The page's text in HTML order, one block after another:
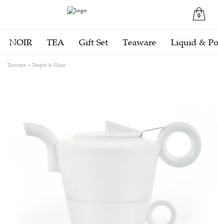
0
NOIR TEA Gift Set Teaware Liquid &
Teaware Teapot & Glass